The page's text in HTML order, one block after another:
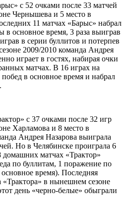
с 52 очками после 33 матчей
Чернышева и 5 место в
11 матчах «Барыс» набрал
в основное время, 3 раза выиграв
в серии буллитов и потерпев
2009/2010 команда Андрея
играет в гостях, набирая очки
матчах. В 16 играх на
в основное время и набрал
с 37 очками после 32 игр
Харламова и 8 место в
Андрея Назарова выиграла
Но в Челябинске проиграла 6
матчах «Трактор»
по буллитам, 1 поражение по
время). Последняя
«Трактора» в нынешнем сезоне
день «черно-белые» обыграли